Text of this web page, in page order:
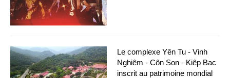
Le complexe Yên Tu - Vinh
Nghiêm - Côn Son - Kiêp Bac
inscrit au patrimoine mondial